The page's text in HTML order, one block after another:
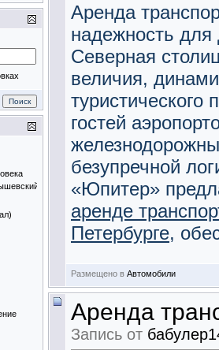
Аренда
надежность для
Северная
величия,
туристического
гостей
безупречной
«Юпитер»
аренде
Петербурге,
Размещено в Автомобили
Аренда
Запись от